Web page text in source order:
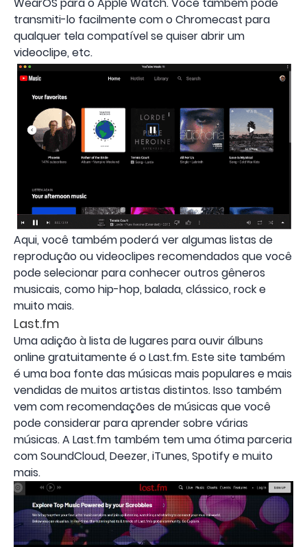
transmiti-lo facilmente com o Chromecast para
qualquer tela compatível se quiser abrir um
videoclipe, etc.
Aqui, você também poderá ver algumas listas de
reprodução ou videoclipes recomendados que você
pode selecionar para conhecer outros gêneros
musicais, como hip-hop, balada, clássico, rock e
muito mais.
Last.fm
Uma adição à lista de lugares para ouvir álbuns
online gratuitamente é o Last.fm. Este site também
é uma boa fonte das músicas mais populares e mais
vendidas de muitos artistas distintos. Isso também
vem com recomendações de músicas que você
pode considerar para aprender sobre várias
músicas. A Last.fm também tem uma ótima parceria
com SoundCloud, Deezer, iTunes, Spotify e muito
mais.